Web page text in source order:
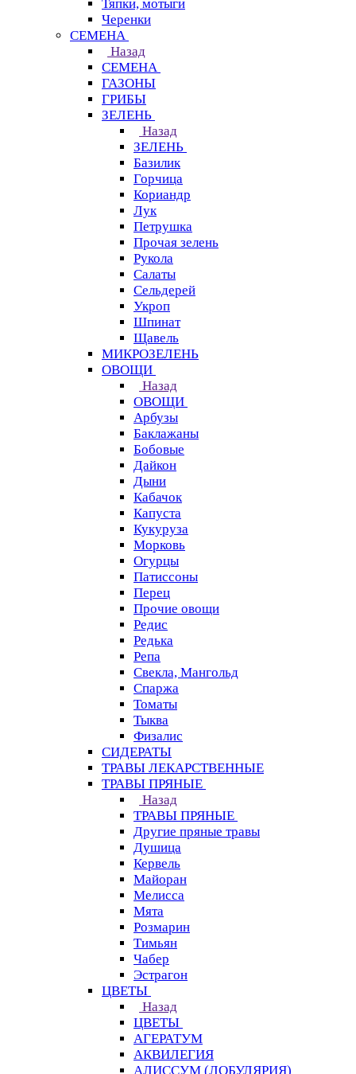
Тяпки, мотыги
Черенки
СЕМЕНА
Назад
СЕМЕНА
ГАЗОНЫ
ГРИБЫ
ЗЕЛЕНЬ
Назад
ЗЕЛЕНЬ
Базилик
Горчица
Кориандр
Лук
Петрушка
Прочая зелень
Рукола
Салаты
Сельдерей
Укроп
Шпинат
Щавель
МИКРОЗЕЛЕНЬ
ОВОЩИ
Назад
ОВОЩИ
Арбузы
Баклажаны
Бобовые
Дайкон
Дыни
Кабачок
Капуста
Кукуруза
Морковь
Огурцы
Патиссоны
Перец
Прочие овощи
Редис
Редька
Репа
Свекла, Мангольд
Спаржа
Томаты
Тыква
Физалис
СИДЕРАТЫ
ТРАВЫ ЛЕКАРСТВЕННЫЕ
ТРАВЫ ПРЯНЫЕ
Назад
ТРАВЫ ПРЯНЫЕ
Другие пряные травы
Душица
Кервель
Майоран
Мелисса
Мята
Розмарин
Тимьян
Чабер
Эстрагон
ЦВЕТЫ
Назад
ЦВЕТЫ
АГЕРАТУМ
АКВИЛЕГИЯ
АЛИССУМ (ЛОБУЛЯРИЯ)